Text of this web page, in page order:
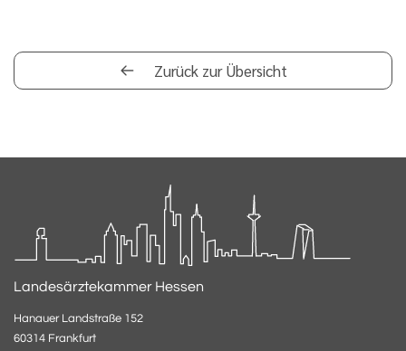
Zurück zur Übersicht
Landesärztekammer Hessen
Hanauer Landstraße 152
60314 Frankfurt